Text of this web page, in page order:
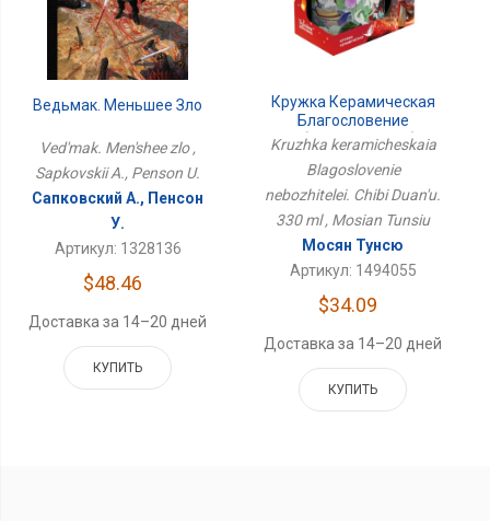
Ведьмак. Меньшее Зло
Ved'mak. Men'shee zlo ,
Sapkovskii A., Penson U.
Сапковский А., Пенсон
У.
Артикул: 1328136
$48.46
Доставка за 14–20 дней
КУПИТЬ
Кружка Керамическая
Благословение
Небожителей. Чиби
Kruzhka keramicheskaia
Blagoslovenie
nebozhitelei. Chibi Duan'u.
330 ml , Mosian Tunsiu
Мосян Тунсю
Артикул: 1494055
$34.09
Доставка за 14–20 дней
КУПИТЬ